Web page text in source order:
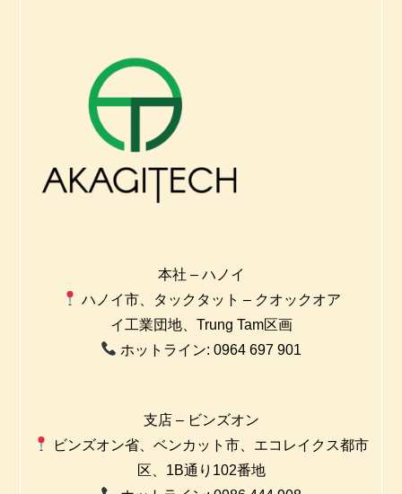
本社 – ハノイ
ハノイ市、タックタット – クオックオア
イ工業団地、Trung Tam区画
ホットライン: 0964 697 901
支店 – ビンズオン
ビンズオン省、ベンカット市、エコレイクス都市
区、1B通り102番地